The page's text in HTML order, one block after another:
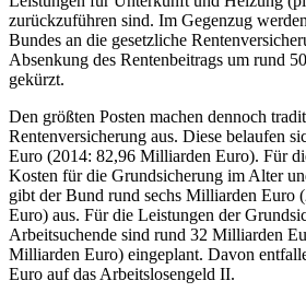
zurückzuführen sind. Im Gegenzug
Bundes an die gesetzliche
Absenkung des Rentenbeitrags um rund
gekürzt.
Den größten Posten machen dennoch
Rentenversicherung aus. Diese belaufen
Euro (2014: 82,96 Milliarden Euro). Für
Kosten für die Grundsicherung im Alter
gibt der Bund rund sechs Milliarden Euro
Euro) aus. Für die Leistungen der
Arbeitsuchende sind rund 32 Milliarden
Milliarden Euro) eingeplant. Davon
Euro auf das Arbeitslosengeld II.